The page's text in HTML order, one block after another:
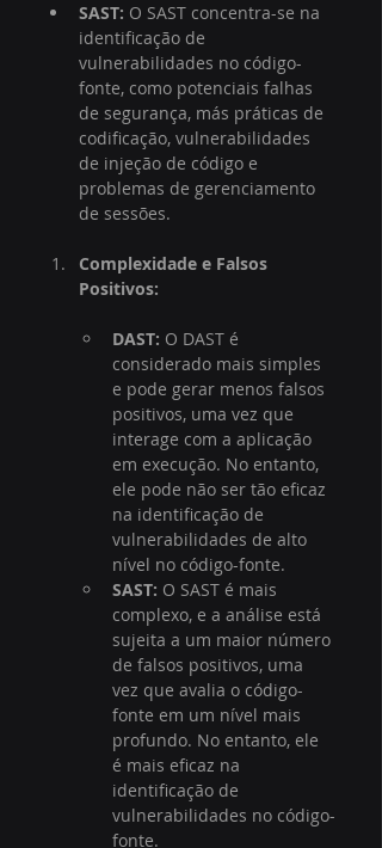
SAST: O SAST concentra-se na
identificação de
vulnerabilidades no código-
fonte, como potenciais falhas
de segurança, más práticas de
codificação, vulnerabilidades
de injeção de código e
problemas de gerenciamento
de sessões.
Complexidade e Falsos
Positivos:
DAST: O DAST é
considerado mais simples
e pode gerar menos falsos
positivos, uma vez que
interage com a aplicação
em execução. No entanto,
ele pode não ser tão eficaz
na identificação de
vulnerabilidades de alto
nível no código-fonte.
SAST: O SAST é mais
complexo, e a análise está
sujeita a um maior número
de falsos positivos, uma
vez que avalia o código-
fonte em um nível mais
profundo. No entanto, ele
é mais eficaz na
identificação de
vulnerabilidades no código-
fonte.